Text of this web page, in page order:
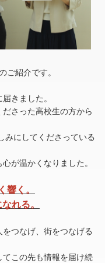
ご紹介です。
きました。
さった高校生の方から
みにしてくださっている
が温かくなりました。
響く。
れる。
つなげ、街をつなげる
この先も情報を届け続